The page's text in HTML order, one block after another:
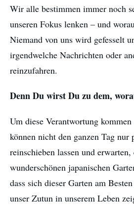
Wir alle bestimmen immer noch
unseren Fokus lenken – und
Niemand von uns wird gefesselt
irgendwelche Nachrichten oder
reinzufahren.
Denn Du wirst Du zu dem,
Um diese Verantwortung
können nicht den ganzen Tag
reinschieben lassen und
wunderschönen japanischen
dass sich dieser Garten am
unser Zutun in unserem Leben